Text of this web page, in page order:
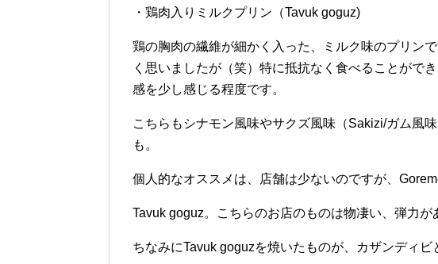
・鶏肉入りミルクプリン（Tavuk goguz)
鶏の胸肉の繊維が細かく入った、ミルク味のプリン
く思いましたが（笑）特に抵抗なく食べることがで
感を少し感じる程度です。
こちらもシナモン風味やサクズ風味（Sakizi/ガム風
も。
個人的なオススメは、店舗は少ないのですが、
Tavuk goguz。こちらのお店のものは物凄い、弾力が
ちなみにTavuk goguzを焼いたものが、カザンディビ